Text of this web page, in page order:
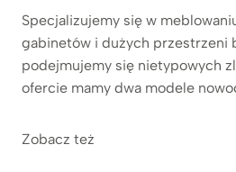
Specjalizujemy się w
gabinetów i dużych przestrzeni
podejmujemy się nietypowych
ofercie mamy dwa modele
Zobacz też